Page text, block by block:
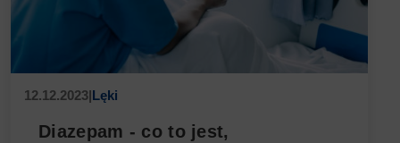
12.12.2023|Lęki
Diazepam - co to jest,